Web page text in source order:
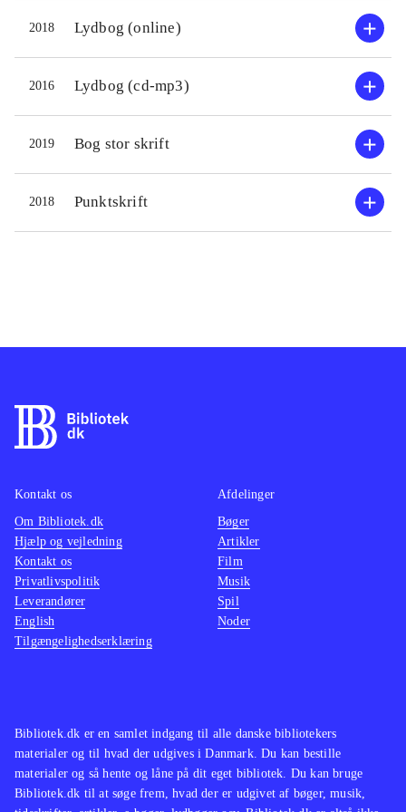
der med sit kortfattede sprog formår,
at gøre Jonas' historie vedkommende.
Og selv om fortælletempoet er
replikker. Bogen behandler bl.a. sorg
på en måde, så alle kan læse med og
spejle sig i universelle menneskelige
grundvilkår og udfordringer. Alt i alt
2018 Lydbog (online)
2016 Lydbog (cd-mp3)
2019 Bog stor skrift
2018 Punktskrift
Bibliotek.dk er en samlet indgang til alle danske bibliotekers
materialer og til hvad der udgives i Danmark. Du kan bestille
materialer og så hente og låne på dit eget bibliotek. Du kan bruge
Bibliotek.dk til at søge frem, hvad der er udgivet af bøger, musik,
Kontakt os
Om Bibliotek.dk
Hjælp og vejledning
Kontakt os
Privatlivspolitik
Leverandører
English
Tilgængelighedserklæring
Afdelinger
Bøger
Artikler
Film
Musik
Spil
Noder